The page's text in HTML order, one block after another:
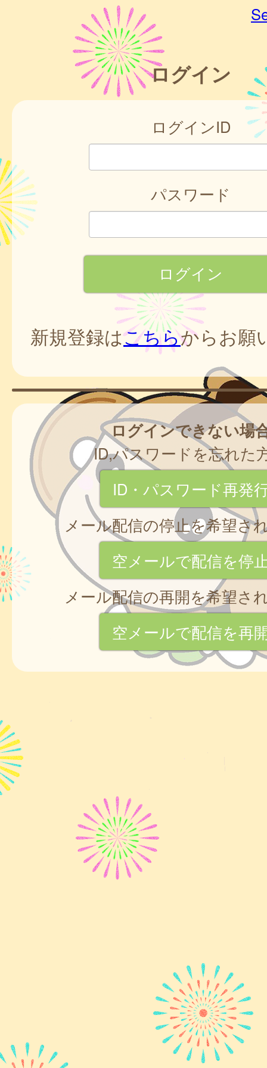
ログイン
ログインID
パスワード
新規登録はこちらからお願
ログインできない場
ID,パスワードを忘れた
ID・パスワード再発
メール配信の停止を希望さ
空メールで配信を停
メール配信の再開を希望さ
空メールで配信を再